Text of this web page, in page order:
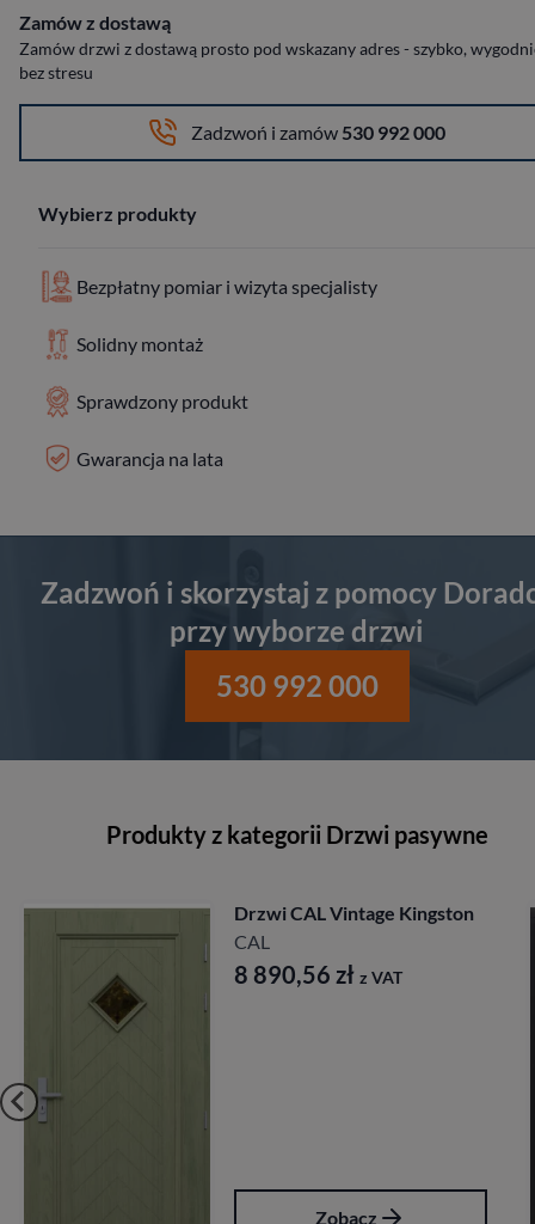
Zamów z dostawą
Zamów drzwi z dostawą prosto pod wskazany adres - szybko,
bez stresu
Zadzwoń i zamów 530 992 000
Wybierz produkty
Bezpłatny pomiar i wizyta specjalisty
Solidny montaż
Sprawdzony produkt
Gwarancja na lata
Zadzwoń i skorzystaj z pomocy
przy wyborze drzwi
530 992 000
Produkty z kategorii Drzwi pasywne
Drzwi CAL Rycerska
Longinus
CAL
Zobacz